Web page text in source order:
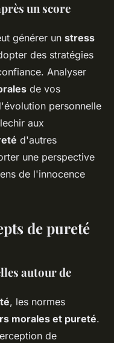
un score
générer un stress
des stratégies
Analyser
de vos
personnelle
aux
d'autres
une perspective
de l'innocence
de pureté
autour de
, les normes
morales et pureté.
de